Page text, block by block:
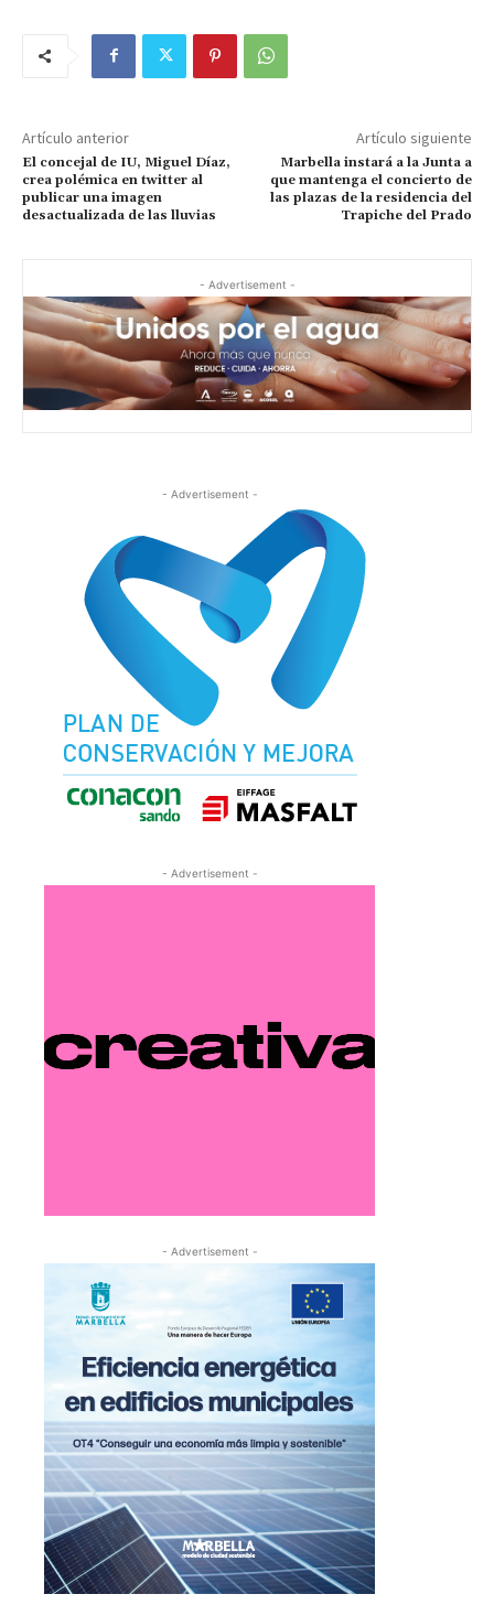
Artículo anterior
El concejal de IU, Miguel Díaz,
crea polémica en twitter al
publicar una imagen
desactualizada de las lluvias
Artículo siguiente
Marbella instará a la Junta a
que mantenga el concierto de
las plazas de la residencia del
Trapiche del Prado
- Advertisement -
- Advertisement -
- Advertisement -
- Advertisement -